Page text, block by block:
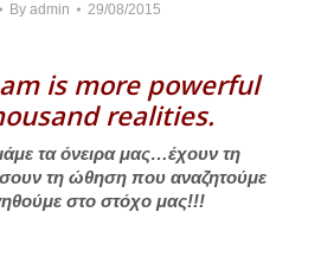
By admin 29/08/2015
is more powerful
realities.
τα όνειρα μας…έχουν τη
τη ώθηση που αναζητούμε
στο στόχο μας!!!